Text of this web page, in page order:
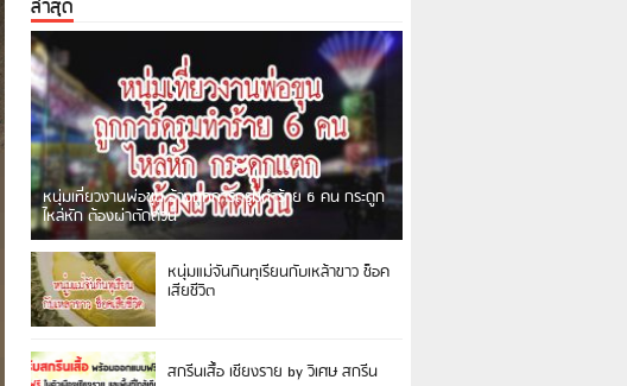
ล่าสุด
หนุ่มเที่ยวงานพ่อขุน อ้างถูกการ์ดรุมทำร้าย 6 คน กระดูก
ไหล่หัก ต้องผ่าตัดด่วน
เกิดเหตุจากผู้ใช้ Facebook รายหนึ่งได้โพสต์อ้างว่าตน
ถูก […]
หนุ่มแม่จันกินทุเรียนกับเหล้าขาว ช็อค
เสียชีวิต
สกรีนเสื้อ เชียงราย by วิเศษ สกรีน